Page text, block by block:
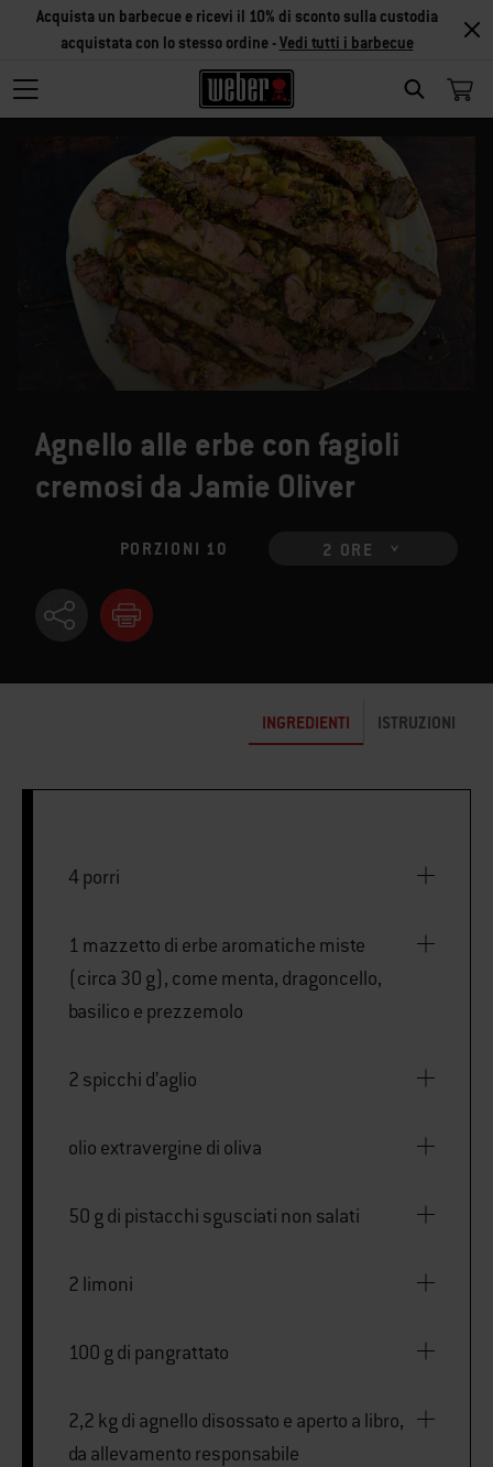
SEARCH
Acquista un barbecue e ricevi il 10% di sconto sulla custodia
acquistata con lo stesso ordine -Vedi tutti i barbecue
Agnello alle erbe con fagioli
cremosi da Jamie Oliver
PORZIONI 10 2 ORE
INGREDIENTI ISTRUZIONI
4 porri
1 mazzetto di erbe aromatiche miste
(circa 30 g), come menta, dragoncello,
basilico e prezzemolo
2 spicchi d’aglio
olio extravergine di oliva
50 g di pistacchi sgusciati non salati
2 limoni
100 g di pangrattato
2,2 kg di agnello disossato e aperto a libro,
da allevamento responsabile